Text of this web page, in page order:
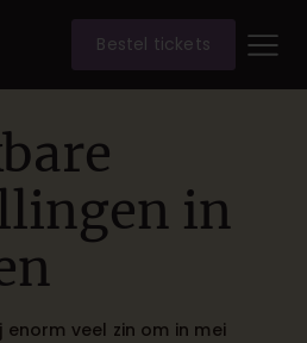
Bestel tickets
in
veel zin om in mei